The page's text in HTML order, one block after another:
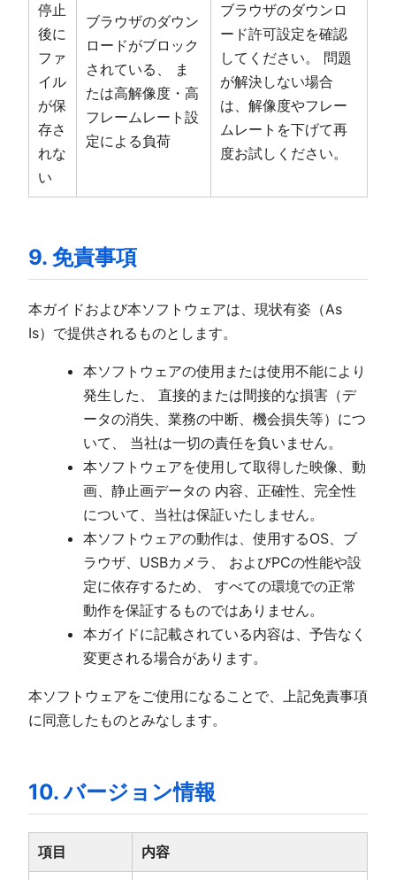
停止
後に
ファ
イル
が保
存さ
れな
い
ブラウザのダウン
ロードがブロック
されている、 ま
たは高解像度・高
フレームレート設
定による負荷
ブラウザのダウンロ
ード許可設定を確認
してください。 問題
が解決しない場合
は、解像度やフレー
ムレートを下げて再
度お試しください。
9. 免責事項
本ガイドおよび本ソフトウェアは、現状有姿（As
Is）で提供されるものとします。
本ソフトウェアの使用または使用不能により
発生した、 直接的または間接的な損害（デ
ータの消失、業務の中断、機会損失等）につ
いて、 当社は一切の責任を負いません。
本ソフトウェアを使用して取得した映像、動
画、静止画データの 内容、正確性、完全性
について、当社は保証いたしません。
本ソフトウェアの動作は、使用するOS、ブ
ラウザ、USBカメラ、 およびPCの性能や設
定に依存するため、 すべての環境での正常
動作を保証するものではありません。
本ガイドに記載されている内容は、予告なく
変更される場合があります。
本ソフトウェアをご使用になることで、上記免責事項
に同意したものとみなします。
10. バージョン情報
項目 内容